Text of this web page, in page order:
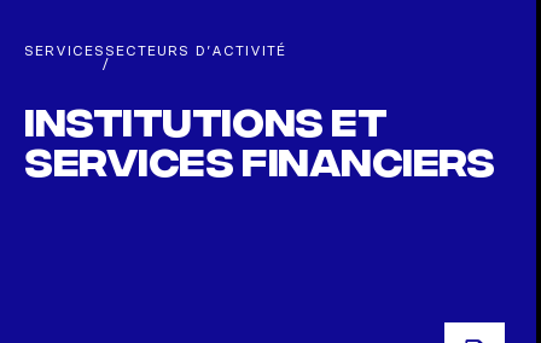
SERVICES
/
SECTEURS D’ACTIVITÉ
Institutions et
services financiers